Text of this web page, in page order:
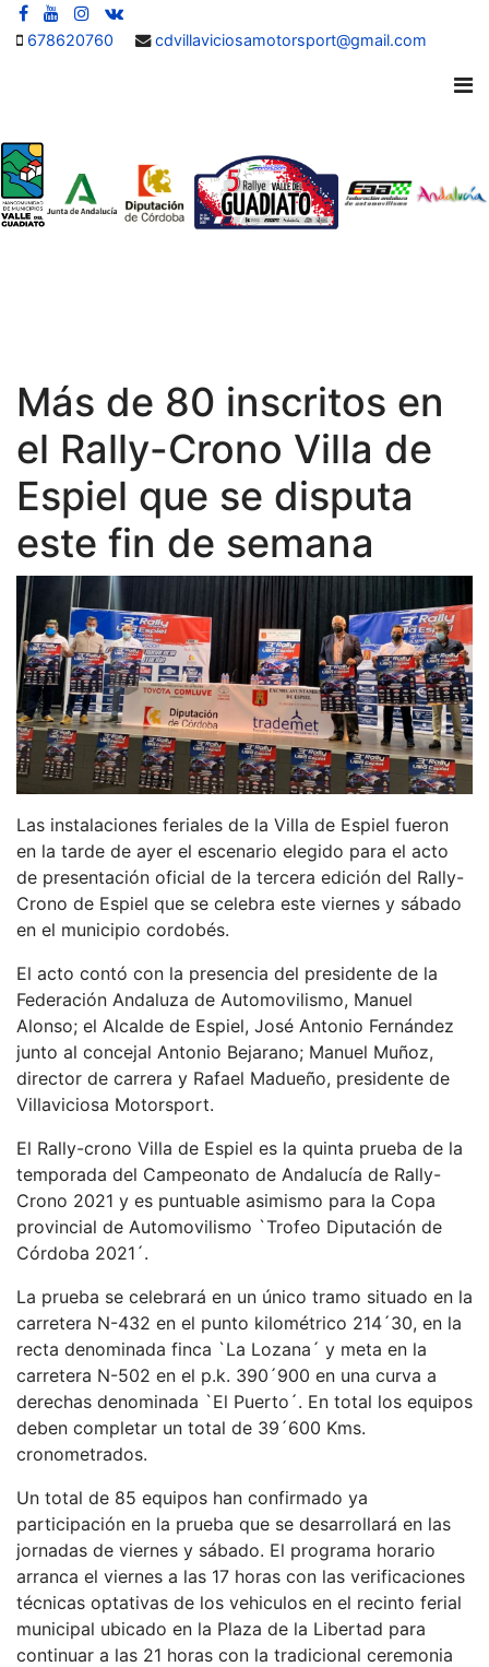
678620760 cdvillaviciosamotorsport@gmail.com
Más de 80 inscritos en
el Rally-Crono Villa de
Espiel que se disputa
este fin de semana
Las instalaciones feriales de la Villa de Espiel fueron
en la tarde de ayer el escenario elegido para el acto
de presentación oficial de la tercera edición del Rally-
Crono de Espiel que se celebra este viernes y sábado
en el municipio cordobés.
El acto contó con la presencia del presidente de la
Federación Andaluza de Automovilismo, Manuel
Alonso; el Alcalde de Espiel, José Antonio Fernández
junto al concejal Antonio Bejarano; Manuel Muñoz,
director de carrera y Rafael Madueño, presidente de
Villaviciosa Motorsport.
El Rally-crono Villa de Espiel es la quinta prueba de la
temporada del Campeonato de Andalucía de Rally-
Crono 2021 y es puntuable asimismo para la Copa
provincial de Automovilismo `Trofeo Diputación de
Córdoba 2021´.
La prueba se celebrará en un único tramo situado en la
carretera N-432 en el punto kilométrico 214´30, en la
recta denominada finca `La Lozana´ y meta en la
carretera N-502 en el p.k. 390´900 en una curva a
derechas denominada `El Puerto´. En total los equipos
deben completar un total de 39´600 Kms.
cronometrados.
Un total de 85 equipos han confirmado ya
participación en la prueba que se desarrollará en las
jornadas de viernes y sábado. El programa horario
arranca el viernes a las 17 horas con las verificaciones
técnicas optativas de los vehiculos en el recinto ferial
municipal ubicado en la Plaza de la Libertad para
continuar a las 21 horas con la tradicional ceremonia